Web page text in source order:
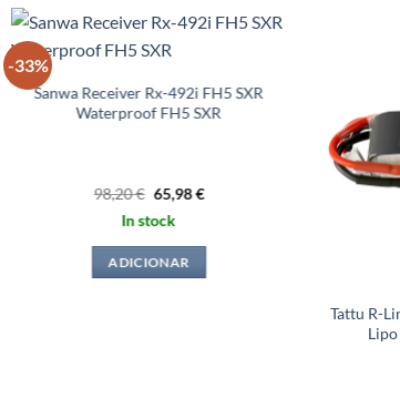
-33%
Sanwa Receiver Rx-492i FH5 SXR
Waterproof FH5 SXR
98,20€ O
preço
original
98,20 €.
65,98€O
In stock
ADICIONAR
Tattu R-